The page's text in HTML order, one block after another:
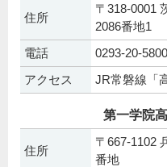
住所
〒318-0001
2086番地1
電話
0293-20-5800
アクセス
JR常磐線「
第一学院
住所
〒667-1102
番地